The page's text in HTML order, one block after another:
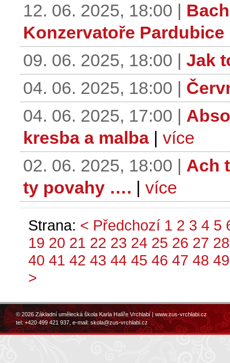
12. 06. 2025, 18:00 |
Konzervatoře Pardubice
09. 06. 2025, 18:00 | Jak
04. 06. 2025, 18:00 |
04. 06. 2025, 17:00 |
kresba a malba| více
02. 06. 2025, 18:00 | Ach
ty povahy …. | více
Strana: < Předchozí 1 2 3 4 5
19 20 21 22 23 24 25 26 27 28
40 41 42 43 44 45 46 47 48 49
>
© 2026 Základní umělecká škola Karla Halíře Vrchlabí |www.zus-vrchlabi.cz
tel: +420 499 421 937, e-mail:skola@zus-vrchlabi.cz